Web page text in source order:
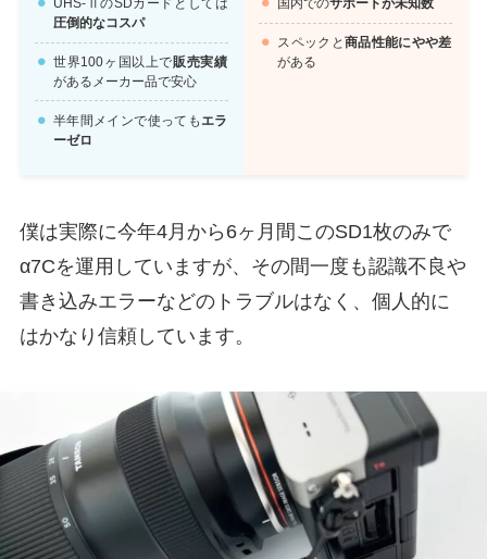
UHS-ⅡのSDカードとしては
圧倒的なコスパ
世界100ヶ国以上で販売実績
があるメーカー品で安心
半年間メインで使っても エラ
ーゼロ
国内でのサポートが未知数
スペックと 商品性能にやや差
がある
僕は実際に今年4月から6ヶ月間このSD1枚のみで
α7Cを運用していますが、その間一度も認識不良や
書き込みエラーなどのトラブルはなく、個人的に
はかなり信頼しています。